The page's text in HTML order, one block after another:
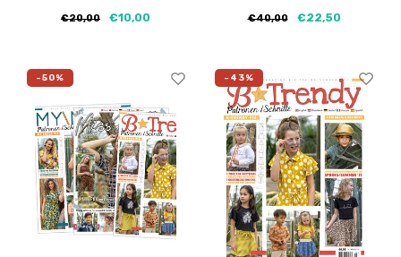
€20,00 €10,00 €40,00 €22,50
-50% -43%